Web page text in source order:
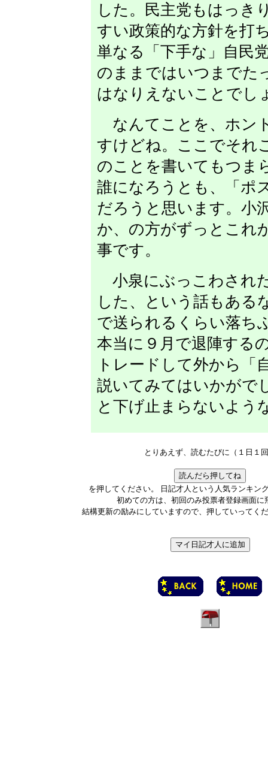
した。民主党もはっき
すい政策的な方針を打
単なる「下手な」自民
のままではいつまでた
はなりえないことでし
なんてことを、ホン
すけどね。ここでそれ
のことを書いてもつま
誰になろうとも、「ポ
だろうと思います。小
か、の方がずっとこれ
事です。
小泉にぶっこわされ
した、という話もある
で送られるくらい落ち
本当に９月で退陣する
トレードして外から「
説いてみてはいかがで
と下げ止まらないよう
とりあえず、読むたびに（１日１
を押してください。 日記才人という人気ランキン
初めての方は、初回のみ投票者登録画面に
結構更新の励みにしていますので、押していってく